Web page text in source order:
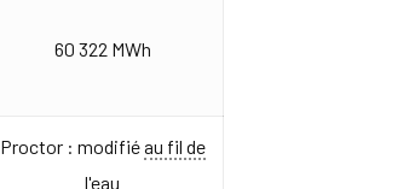
60 322 MWh
Proctor : modifiéau fil de
l'eau